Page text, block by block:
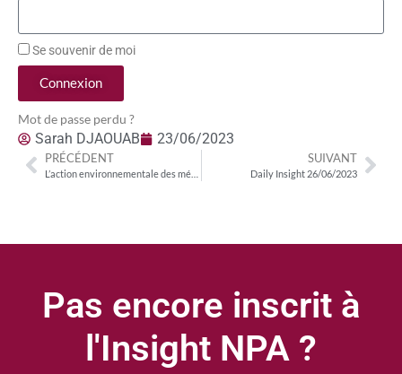
Se souvenir de moi
Connexion
Mot de passe perdu ?
Sarah DJAOUAB 23/06/2023
PRÉCÉDENT SUIVANT
Daily Insight 26/06/2023
Pas encore inscrit à
l'Insight NPA ?